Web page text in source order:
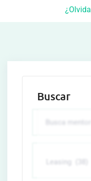
Buscar